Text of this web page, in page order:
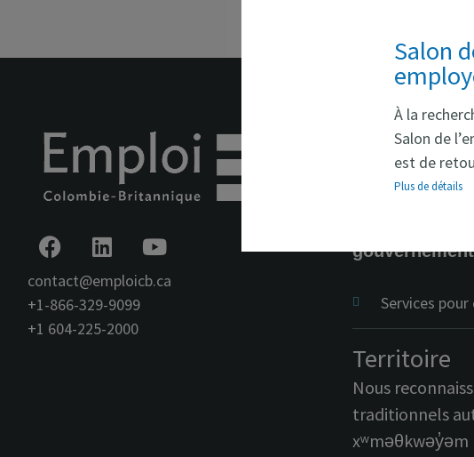
contact@emploicb.ca
+1-866-329-9099
+1 604-225-2000
En bref
Services
Territoire
Nous
traditionnels
xʷməθkwəy̓əm
Salon
À la
Salon de
est de
Plus de détails